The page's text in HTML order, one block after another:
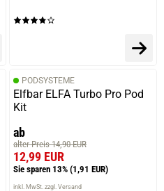
PODSYSTEME
Elfbar ELFA Turbo Pro Pod
Kit
ab
alter Preis 14,90 EUR
12,99 EUR
Sie sparen 13% (1,91 EUR)
inkl. MwSt. zzgl. Versand